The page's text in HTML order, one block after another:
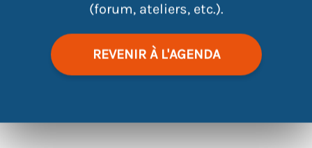
(forum, ateliers, etc.).
REVENIR À L'AGENDA